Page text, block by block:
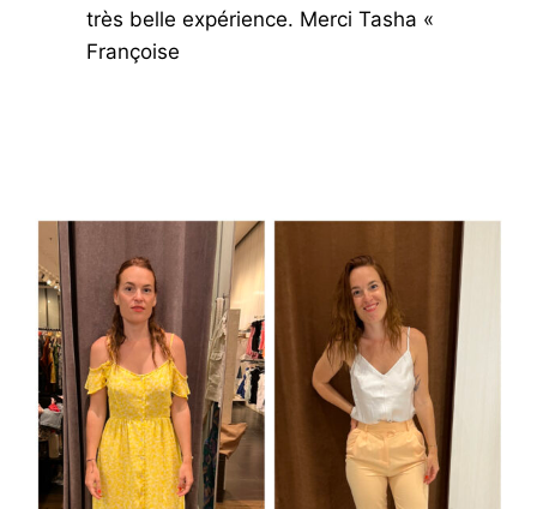
très belle expérience. Merci Tasha «
Françoise